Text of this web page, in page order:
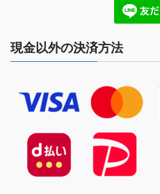
現金以外の決済方法